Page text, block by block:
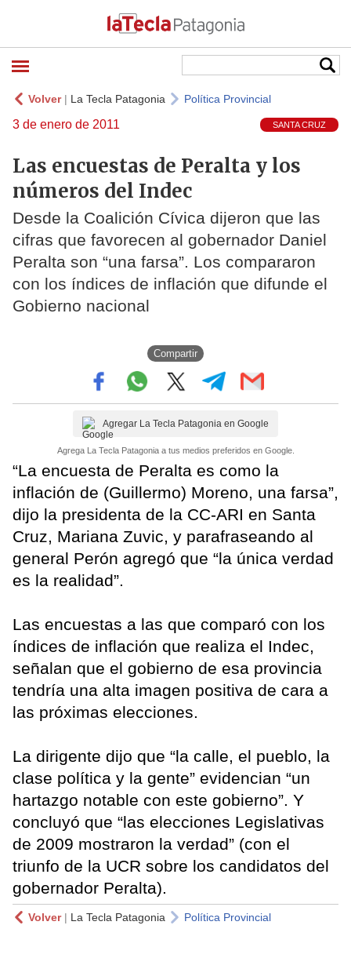
Volver| La Tecla Patagonia Política Provincial
3 de enero de 2011 SANTA CRUZ
Las encuestas de Peralta y los
números del Indec
Desde la Coalición Cívica dijeron que las
cifras que favorecen al gobernador Daniel
Peralta son “una farsa”. Los compararon
con los índices de inflación que difunde el
Gobierno nacional
Compartir
Agregar La Tecla Patagonia en Google
Agrega La Tecla Patagonia a tus medios preferidos en Google.
“La encuesta de Peralta es como la
inflación de (Guillermo) Moreno, una farsa”,
dijo la presidenta de la CC-ARI en Santa
Cruz, Mariana Zuvic, y parafraseando al
general Perón agregó que “la única verdad
es la realidad”.
Las encuestas a las que comparó con los
índices de inflación que realiza el Indec,
señalan que el gobierno de esa provincia
tendría una alta imagen positiva de cara a
las próximas elecciones.
La dirigente dijo que “la calle, el pueblo, la
clase política y la gente” evidencian “un
hartazgo notable con este gobierno”. Y
concluyó que “las elecciones Legislativas
de 2009 mostraron la verdad” (con el
triunfo de la UCR sobre los candidatos del
gobernador Peralta).
Volver| La Tecla Patagonia Política Provincial